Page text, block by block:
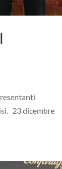
23 dicembre